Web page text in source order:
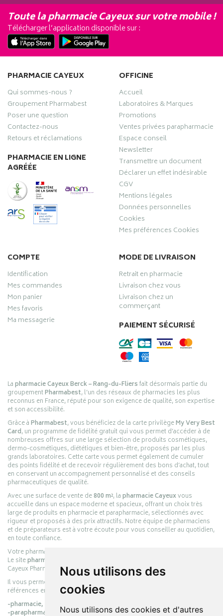
Nous utilisons des
cookies
Nous utilisons des cookies et d'autres
Toute la pharmacie Cayeux sur votre mobile !
Télécharger l’application disponible sur :
PHARMACIE CAYEUX
Qui sommes-nous ?
Groupement Pharmabest
Poser une question
Contactez-nous
Retours et réclamations
PHARMACIE EN LIGNE
AGRÉÉE
OFFICINE
Accueil
Laboratoires & Marques
Promotions
Ventes privées parapharmacie
Espace conseil
Newsletter
Transmettre un document
Déclarer un effet indésirable
CGV
Mentions légales
Données personnelles
Cookies
Mes préférences Cookies
COMPTE
Identification
Mes commandes
Mon panier
Mes favoris
Ma messagerie
MODE DE LIVRAISON
Retrait en pharmacie
Livraison chez vous
Livraison chez un
commerçant
PAIEMENT SÉCURISÉ
Lapharmacie Cayeux Berck – Rang-du-Fliersfait désormais partie du
groupementPharmabest, l’un des réseaux de pharmacies les plus
reconnus en France, réputé pour son exigence de qualité, son expertise
et son accessibilité.
Grâce àPharmabest, vous bénéficiez de la carte privilègeMy Very Best
Card, un programme de fidélité gratuit qui vous permet d’accéder à de
nombreuses offres sur une large sélection de produits cosmétiques,
dermo-cosmétiques, diététiques et bien-être, proposés par les plus
grands laboratoires. Cette carte vous permet également de cumuler
des points fidélité et de recevoir régulièrement des bons d’achat, tout
en conservant un accompagnement personnalisé et des conseils
pharmaceutiques de qualité.
Avec une surface de vente de800 m², lapharmacie Cayeuxvous
accueille dans un espace moderne et spacieux, offrant un choix très
large de produits en pharmacie et parapharmacie, sélectionnés avec
rigueur et proposés à des prix attractifs. Notre équipe de pharmaciens
et de préparateurs est à votre écoute pour vous conseiller au quotidien,
en toute confiance.
Votre pharmacie en ligne :
Le sitepharmacie-cayeux.fr
Cayeux Pharmabest Berck-sur-Mer – Rang-du-Fliers.
Il vous permet de réaliser vos achats en ligne parmi des milliers de
références en :
-pharmacie,
-parapharmacie,